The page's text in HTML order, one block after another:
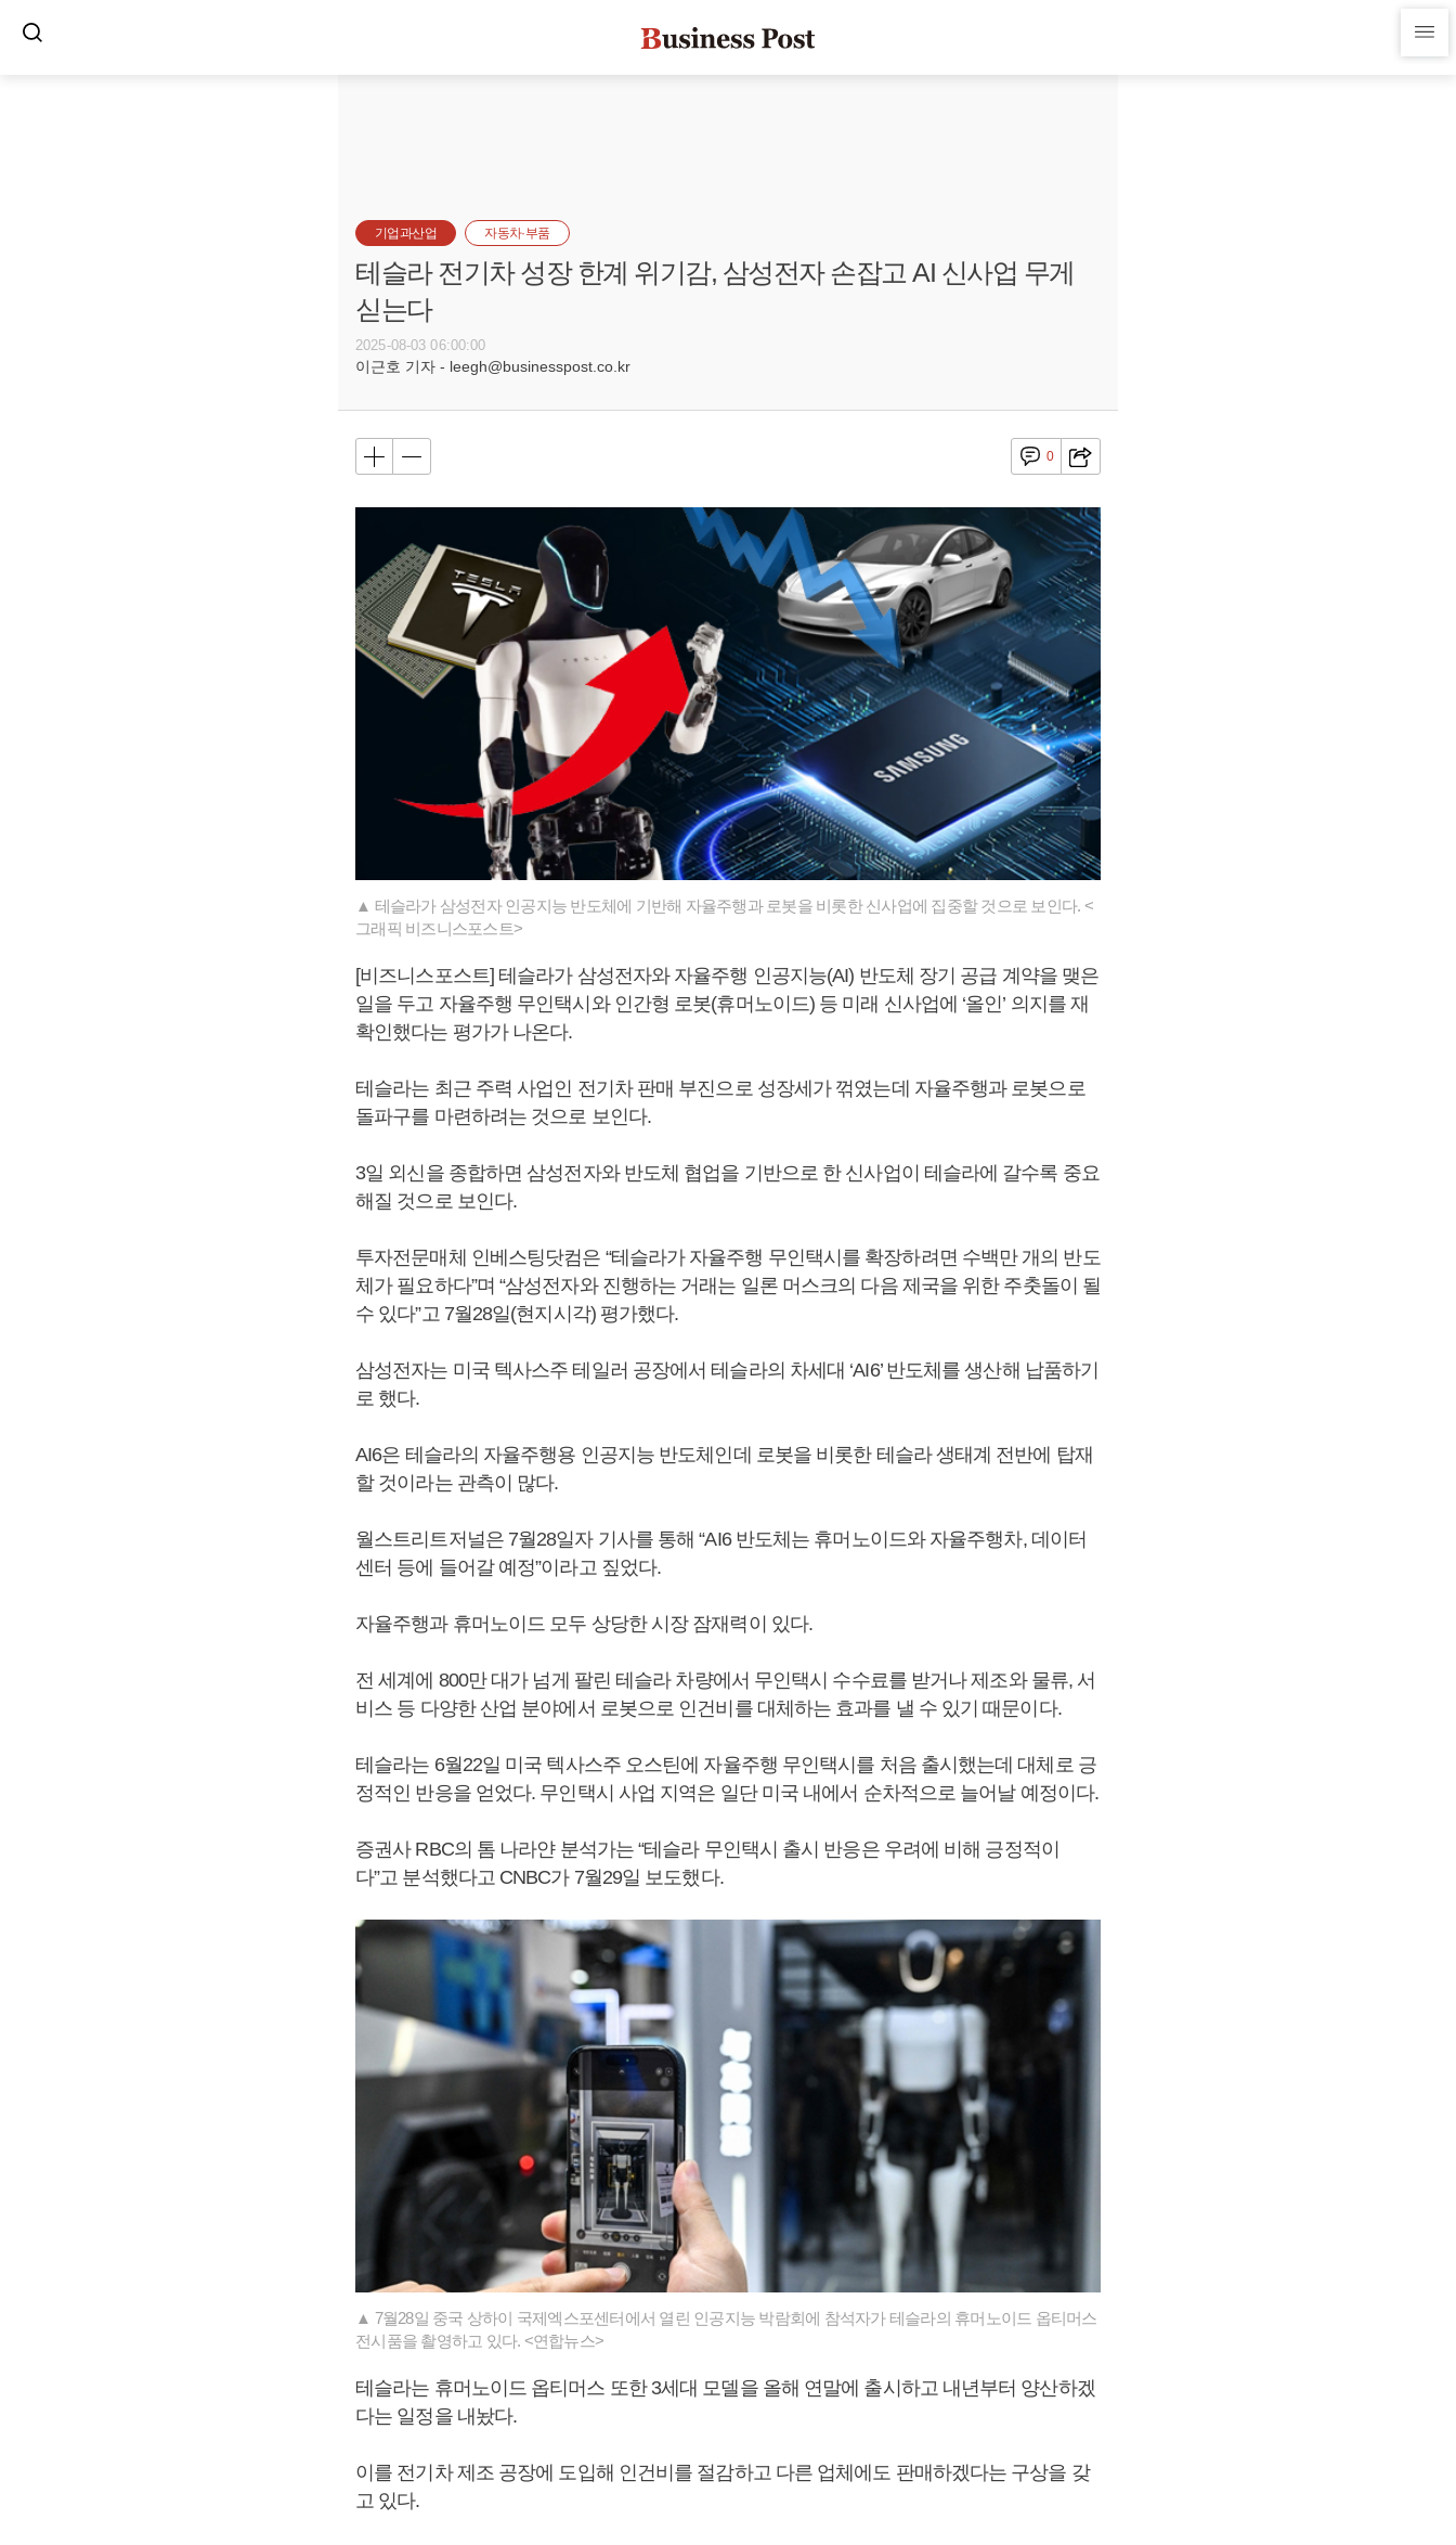
기업과산업 자동차·부품
테슬라 전기차 성장 한계 위기감, 삼성전자 손잡고 AI 신사업 무게
싣는다
2025-08-03 06:00:00
이근호 기자 - leegh@businesspost.co.kr
0
▲ 테슬라가 삼성전자 인공지능 반도체에 기반해 자율주행과 로봇을 비롯한 신사업에 집중할 것으로 보인다. <
그래픽 비즈니스포스트>
[비즈니스포스트] 테슬라가 삼성전자와 자율주행 인공지능(AI) 반도체 장기 공급 계약을 맺은
일을 두고 자율주행 무인택시와 인간형 로봇(휴머노이드) 등 미래 신사업에 ‘올인’ 의지를 재
확인했다는 평가가 나온다.
테슬라는 최근 주력 사업인 전기차 판매 부진으로 성장세가 꺾였는데 자율주행과 로봇으로
돌파구를 마련하려는 것으로 보인다.
3일 외신을 종합하면 삼성전자와 반도체 협업을 기반으로 한 신사업이 테슬라에 갈수록 중요
해질 것으로 보인다.
투자전문매체 인베스팅닷컴은 “테슬라가 자율주행 무인택시를 확장하려면 수백만 개의 반도
체가 필요하다”며 “삼성전자와 진행하는 거래는 일론 머스크의 다음 제국을 위한 주춧돌이 될
수 있다”고 7월28일(현지시각) 평가했다.
삼성전자는 미국 텍사스주 테일러 공장에서 테슬라의 차세대 ‘AI6’ 반도체를 생산해 납품하기
로 했다.
AI6은 테슬라의 자율주행용 인공지능 반도체인데 로봇을 비롯한 테슬라 생태계 전반에 탑재
할 것이라는 관측이 많다.
월스트리트저널은 7월28일자 기사를 통해 “AI6 반도체는 휴머노이드와 자율주행차, 데이터
센터 등에 들어갈 예정”이라고 짚었다.
자율주행과 휴머노이드 모두 상당한 시장 잠재력이 있다.
전 세계에 800만 대가 넘게 팔린 테슬라 차량에서 무인택시 수수료를 받거나 제조와 물류, 서
비스 등 다양한 산업 분야에서 로봇으로 인건비를 대체하는 효과를 낼 수 있기 때문이다.
테슬라는 6월22일 미국 텍사스주 오스틴에 자율주행 무인택시를 처음 출시했는데 대체로 긍
정적인 반응을 얻었다. 무인택시 사업 지역은 일단 미국 내에서 순차적으로 늘어날 예정이다.
증권사 RBC의 톰 나라얀 분석가는 “테슬라 무인택시 출시 반응은 우려에 비해 긍정적이
다”고 분석했다고 CNBC가 7월29일 보도했다.
▲ 7월28일 중국 상하이 국제엑스포센터에서 열린 인공지능 박람회에 참석자가 테슬라의 휴머노이드 옵티머스
전시품을 촬영하고 있다. <연합뉴스>
테슬라는 휴머노이드 옵티머스 또한 3세대 모델을 올해 연말에 출시하고 내년부터 양산하겠
다는 일정을 내놨다.
이를 전기차 제조 공장에 도입해 인건비를 절감하고 다른 업체에도 판매하겠다는 구상을 갖
고 있다.